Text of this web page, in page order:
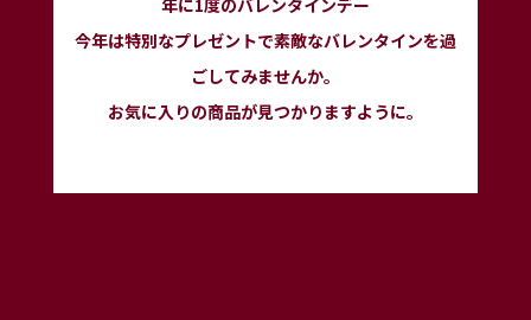
今年は特別なプレゼントで素敵なバレンタインを過
ごしてみませんか。
お気に入りの商品が見つかりますように。